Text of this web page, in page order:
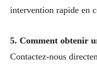
intervention rapide en
5. Comment obtenir
Contactez-nous